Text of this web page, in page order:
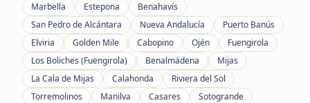
Marbella Estepona
Benahavís
San Pedro de Alcántara
Nueva Andalucía
Puerto Banús
Elviria
Golden Mile Cabopino Ojén
Fuengirola
Los Boliches (Fuengirola)
Benalmádena
Mijas
La Cala de Mijas
Calahonda
Riviera del Sol
Torremolinos
Manilva Casares
Sotogrande